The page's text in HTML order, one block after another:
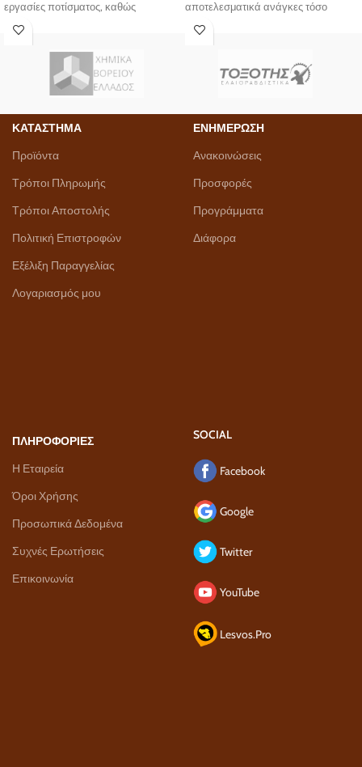
εργασίες ποτίσματος, καθώς
συνδυάζει ευελιξία με ανθεκτικότητα
αποτελεσματικά ανάγκες τόσο
οικιακής οσο και επαγγελματικής
ΚΑΤΑΣΤΗΜΑ
Προϊόντα
Τρόποι Πληρωμής
Τρόποι Αποστολής
Πολιτική Επιστροφών
Εξέλιξη Παραγγελίας
Λογαριασμός μου
ΕΝΗΜΕΡΩΣΗ
Ανακοινώσεις
Προσφορές
Προγράμματα
Διάφορα
ΠΛΗΡΟΦΟΡΙΕΣ
Η Εταιρεία
Όροι Χρήσης
Προσωπικά Δεδομένα
Συχνές Ερωτήσεις
Επικοινωνία
SOCIAL
Facebook
Google
Twitter
YouTube
Lesvos.Pro